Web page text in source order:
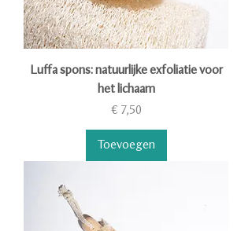
Luffa spons: natuurlijke exfoliatie voor
het lichaam
Prijs
€ 7,50
Toevoegen